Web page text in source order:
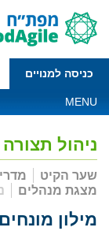
כניסה למנויים
MENU
ניהול תצורה
שער הקיט
מצגת מנהלים
מילון